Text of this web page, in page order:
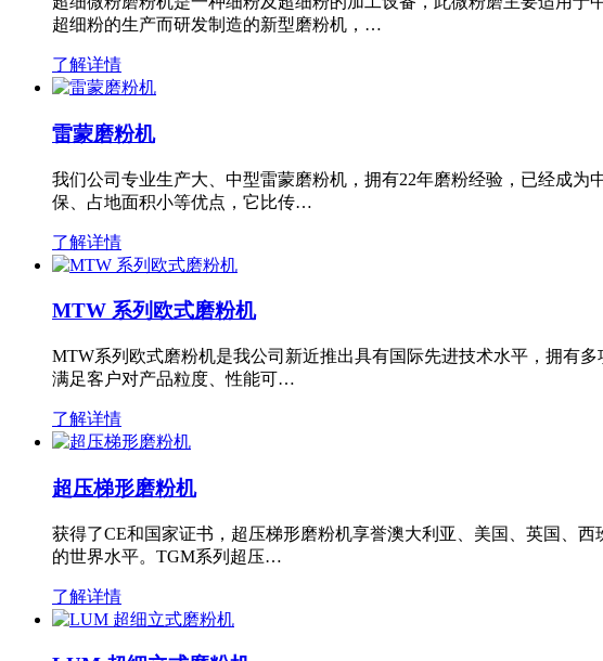
超细粉的生产而研发制造的新型磨粉机，…
了解详情
雷蒙磨粉机
我们公司专业生产大、中型雷蒙磨粉机，拥有22年磨粉经验，已经成
保、占地面积小等优点，它比传…
了解详情
MTW 系列欧式磨粉机
MTW系列欧式磨粉机是我公司新近推出具有国际先进技术水平，拥有
满足客户对产品粒度、性能可…
了解详情
超压梯形磨粉机
获得了CE和国家证书，超压梯形磨粉机享誉澳大利亚、美国、英国、
的世界水平。TGM系列超压…
了解详情